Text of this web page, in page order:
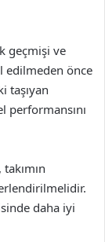
geçmişi ve
edilmeden önce
taşıyan
performansını
daha iyi